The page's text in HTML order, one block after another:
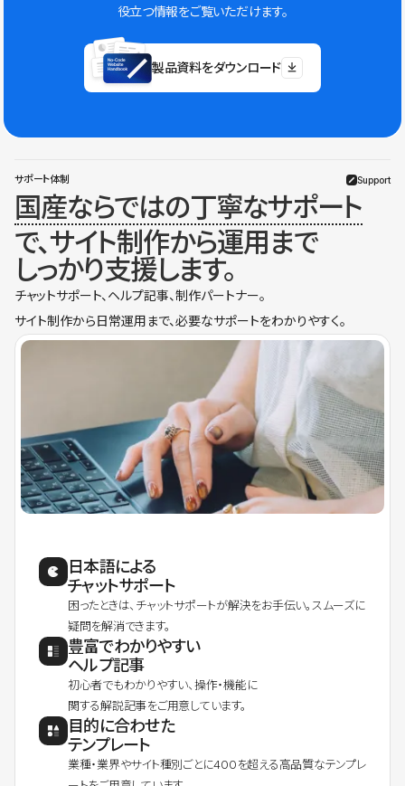
役立つ情報をご覧いただけます。
製品資料をダウンロード
サポート体制 Support
国産ならではの丁寧なサポート
で、サイト制作から運用まで
しっかり支援します。
チャットサポート、ヘルプ記事、制作パートナー。
サイト制作から日常運用まで、必要なサポートをわかりやすく。
日本語による
チャットサポート
困ったときは、チャットサポートが解決をお手伝い。スムーズに
疑問を解消できます。
豊富でわかりやすい
ヘルプ記事
初心者でもわかりやすい、操作・機能に
関する解説記事をご用意しています。
目的に合わせた
テンプレート
業種・業界やサイト種別ごとに400を超える高品質なテンプレ